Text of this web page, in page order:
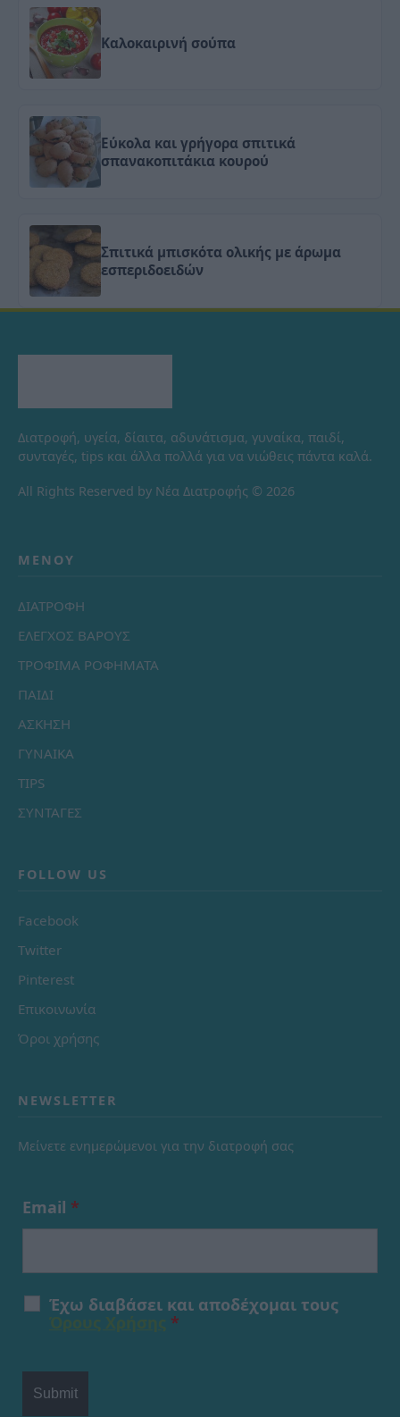
Καλοκαιρινή σούπα
Εύκολα και γρήγορα σπιτικά
σπανακοπιτάκια κουρού
Σπιτικά μπισκότα ολικής με άρωμα
εσπεριδοειδών
Διατροφή, υγεία, δίαιτα, αδυνάτισμα, γυναίκα, παιδί,
συνταγές, tips και άλλα πολλά για να νιώθεις πάντα καλά.
All Rights Reserved by Νέα Διατροφής © 2026
ΜΕΝΟΎ
ΔΙΑΤΡΟΦΗ
ΕΛΕΓΧΟΣ ΒΑΡΟΥΣ
ΤΡΟΦΙΜΑ ΡΟΦΗΜΑΤΑ
ΠΑΙΔΙ
ΑΣΚΗΣΗ
ΓΥΝΑΙΚΑ
TIPS
ΣΥΝΤΑΓΕΣ
FOLLOW US
Facebook
Twitter
Pinterest
Επικοινωνία
Όροι χρήσης
NEWSLETTER
Μείνετε ενημερώμενοι για την διατροφή σας
Email *
Έχω διαβάσει και αποδέχομαι τους
*